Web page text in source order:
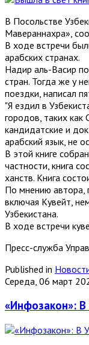
В Посольстве
Мавераннахра»,
В ходе встречи
арабских странах.
Надир аль-Васир
стран. Тогда же у
поездки, написал
"Я ездил в
городов, таких
кандидатские и
арабский язык, не
В этой книге
частности, книга
ханств. Книга
По мнению автора,
включая Кувейт,
Узбекистана.
В ходе встречи
Пресс-служба
Published in
Середа, 06 март
«Инфозакон»: